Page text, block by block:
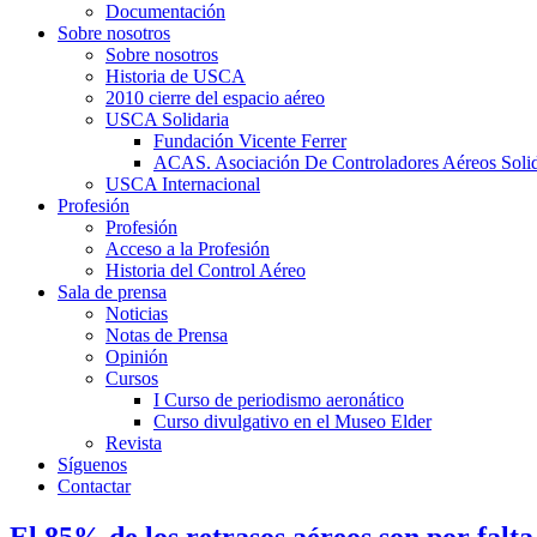
Documentación
Sobre nosotros
Sobre nosotros
Historia de USCA
2010 cierre del espacio aéreo
USCA Solidaria
Fundación Vicente Ferrer
ACAS. Asociación De Controladores Aéreos
USCA Internacional
Profesión
Profesión
Acceso a la Profesión
Historia del Control Aéreo
Sala de prensa
Noticias
Notas de Prensa
Opinión
Cursos
I Curso de periodismo aeronático
Curso divulgativo en el Museo Elder
Revista
Síguenos
Contactar